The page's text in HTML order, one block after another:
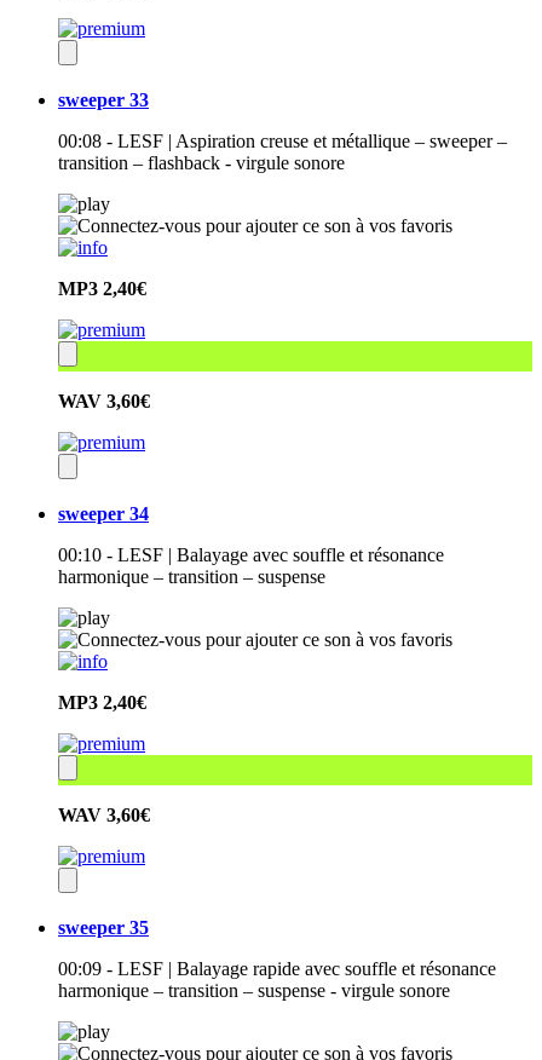
sweeper 33
00:08 - LESF | Aspiration creuse et métallique – sweeper –
transition – flashback - virgule sonore
MP3 2,40€
WAV 3,60€
sweeper 34
00:10 - LESF | Balayage avec souffle et résonance
harmonique – transition – suspense
MP3 2,40€
WAV 3,60€
sweeper 35
00:09 - LESF | Balayage rapide avec souffle et résonance
harmonique – transition – suspense - virgule sonore